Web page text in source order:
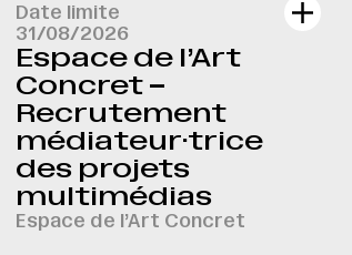
Date limite
31/08/2026
Espace de l’Art
Concret –
Recrutement
médiateur·trice
des projets
multimédias
Espace de l’Art Concret